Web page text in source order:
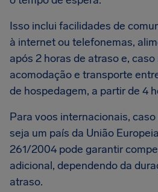
Isso inclui facilidades de
à internet ou telefonemas,
após 2 horas de atraso e,
acomodação e transporte
de hospedagem, a partir de 4
Para voos internacionais,
seja um país da União
261/2004 pode garantir
adicional, dependendo da
atraso.